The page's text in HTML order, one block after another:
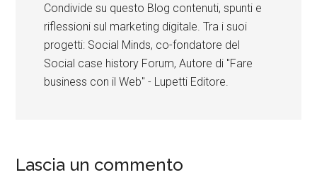
Condivide su questo Blog contenuti, spunti e
riflessioni sul marketing digitale. Tra i suoi
progetti: Social Minds, co-fondatore del
Social case history Forum, Autore di "Fare
business con il Web" - Lupetti Editore.
Lascia un commento